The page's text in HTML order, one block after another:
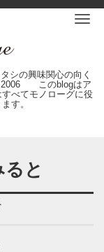
シの興味関心の向く
2006 このblogはア
べてモノローグに役
す。
と